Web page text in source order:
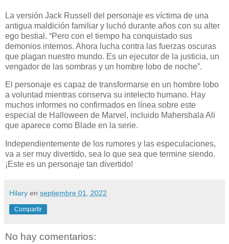
La versión Jack Russell del personaje es víctima de una
antigua maldición familiar y luchó durante años con su alter
ego bestial. “Pero con el tiempo ha conquistado sus
demonios internos. Ahora lucha contra las fuerzas oscuras
que plagan nuestro mundo. Es un ejecutor de la justicia, un
vengador de las sombras y un hombre lobo de noche”.
El personaje es capaz de transformarse en un hombre lobo
a voluntad mientras conserva su intelecto humano. Hay
muchos informes no confirmados en línea sobre este
especial de Halloween de Marvel, incluido Mahershala Ali
que aparece como Blade en la serie.
Independientemente de los rumores y las especulaciones,
va a ser muy divertido, sea lo que sea que termine siendo.
¡Este es un personaje tan divertido!
Hilary en septiembre 01, 2022
Compartir
No hay comentarios: